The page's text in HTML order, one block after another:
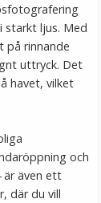
starkt ljus. Med
på rinnande
uttryck. Det
havet, vilket
och
är även ett
där du vill